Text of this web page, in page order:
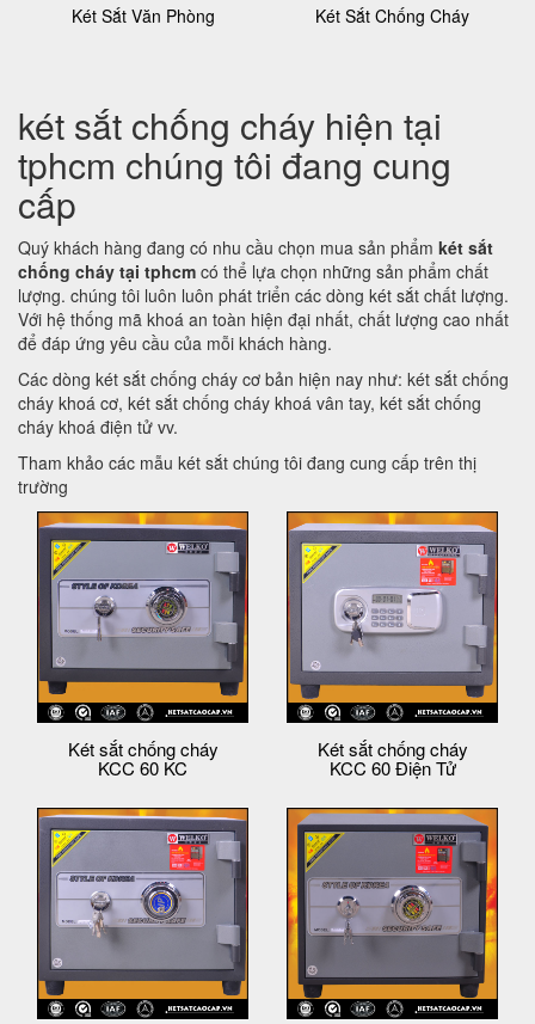
Két Sắt Văn Phòng Két Sắt Chống Cháy
két sắt chống cháy hiện tại
tphcm chúng tôi đang cung
cấp
Quý khách hàng đang có nhu cầu chọn mua sản phẩm két sắt
chống cháy tại tphcm có thể lựa chọn những sản phẩm chất
lượng. chúng tôi luôn luôn phát triển các dòng két sắt chất lượng.
Với hệ thống mã khoá an toàn hiện đại nhất, chất lượng cao nhất
để đáp ứng yêu cầu của mỗi khách hàng.
Các dòng két sắt chống cháy cơ bản hiện nay như: két sắt chống
cháy khoá cơ, két sắt chống cháy khoá vân tay, két sắt chống
cháy khoá điện tử vv.
Tham khảo các mẫu két sắt chúng tôi đang cung cấp trên thị
trường
Két sắt chống cháy
KCC 60 KC
Két sắt chống cháy
KCC 60 Điện Tử